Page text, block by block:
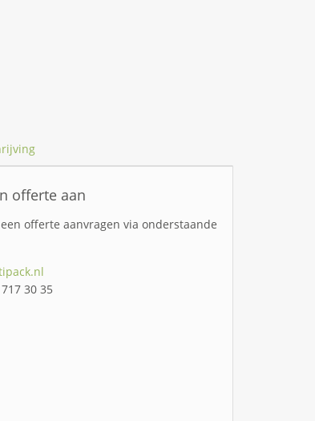
offerte aan
offerte aanvragen via onderstaande
30 35